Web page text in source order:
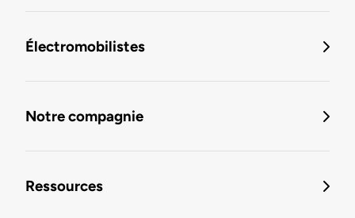
Électromobilistes
Notre compagnie
Ressources